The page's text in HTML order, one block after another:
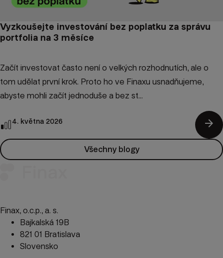
Vyzkoušejte investování bez poplatku za správu
portfolia na 3 měsíce
Začít investovat často není o velkých rozhodnutích, ale o
tom udělat první krok. Proto ho ve Finaxu usnadňujeme,
abyste mohli začít jednoduše a bez st...
4. května 2026 arrow_forward
Všechny blogy
Finax, o.c.p., a. s.
Bajkalská 19B
821 01 Bratislava
Slovensko